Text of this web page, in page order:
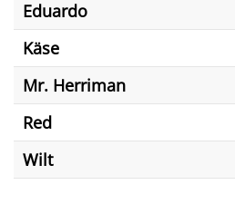
Eduardo
Käse
Mr. Herriman
Red
Wilt